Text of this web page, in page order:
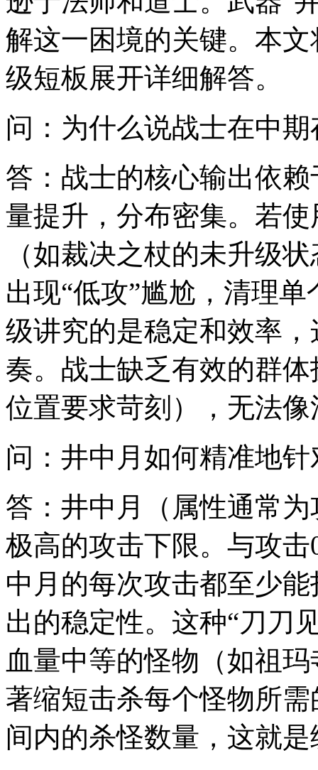
解这一困境的关键。本
级短板展开详细解答。
问：为什么说战士在中期
答：战士的核心输出依
量提升，分布密集。若
（如裁决之杖的未升级
出现“低攻”尴尬，清理
级讲究的是稳定和效率
奏。战士缺乏有效的群
位置要求苛刻），无法
问：井中月如何精准地
答：井中月（属性通常
极高的攻击下限。与攻
中月的每次攻击都至少
出的稳定性。这种“刀刀
血量中等的怪物（如祖
著缩短击杀每个怪物所
间内的杀怪数量，这就